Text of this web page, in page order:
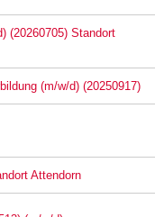
(20260705) Standort
(m/w/d) (20250917)
Attendorn